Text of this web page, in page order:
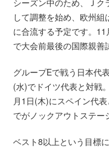
して調整を始め、欧州
に合流する予定です。
で大会前最後の国際親善
グループEで戦う日本代
(水)でドイツ代表と対戦
月1日(木)にスペイン代
でがノックアウトステー
ベスト8以上という目標